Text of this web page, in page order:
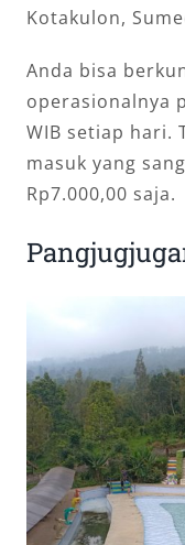
Kotakulon,
Anda bisa
operasionalnya
WIB setiap hari.
masuk yang
Rp7.000,00 saja.